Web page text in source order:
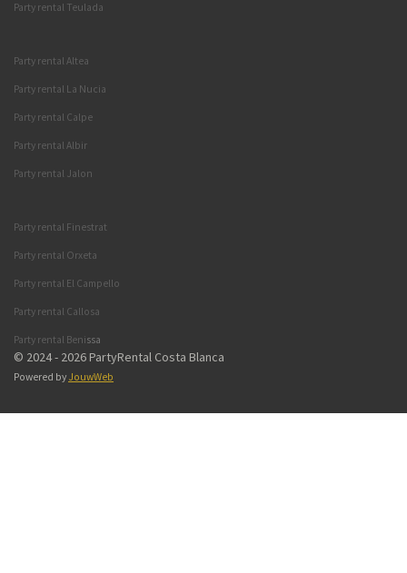
Party rental Teulada
Party rental Altea
Party rental La Nucia
Party rental Calpe
Party rental Albir
Party rental Jalon
Party rental Finestrat
Party rental Orxeta
Party rental El Campello
Party rental Callosa
Party rental Benissa
© 2024 - 2026 PartyRental Costa Blanca
Powered by JouwWeb